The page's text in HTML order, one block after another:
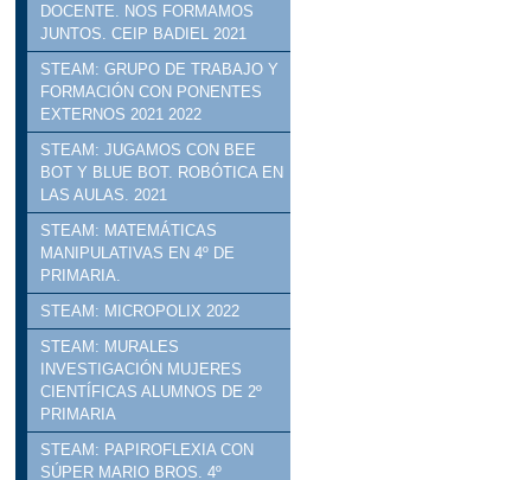
DOCENTE. NOS FORMAMOS
JUNTOS. CEIP BADIEL 2021
STEAM: GRUPO DE TRABAJO Y
FORMACIÓN CON PONENTES
EXTERNOS 2021 2022
STEAM: JUGAMOS CON BEE
BOT Y BLUE BOT. ROBÓTICA EN
LAS AULAS. 2021
STEAM: MATEMÁTICAS
MANIPULATIVAS EN 4º DE
PRIMARIA.
STEAM: MICROPOLIX 2022
STEAM: MURALES
INVESTIGACIÓN MUJERES
CIENTÍFICAS ALUMNOS DE 2º
PRIMARIA
STEAM: PAPIROFLEXIA CON
SÚPER MARIO BROS. 4º